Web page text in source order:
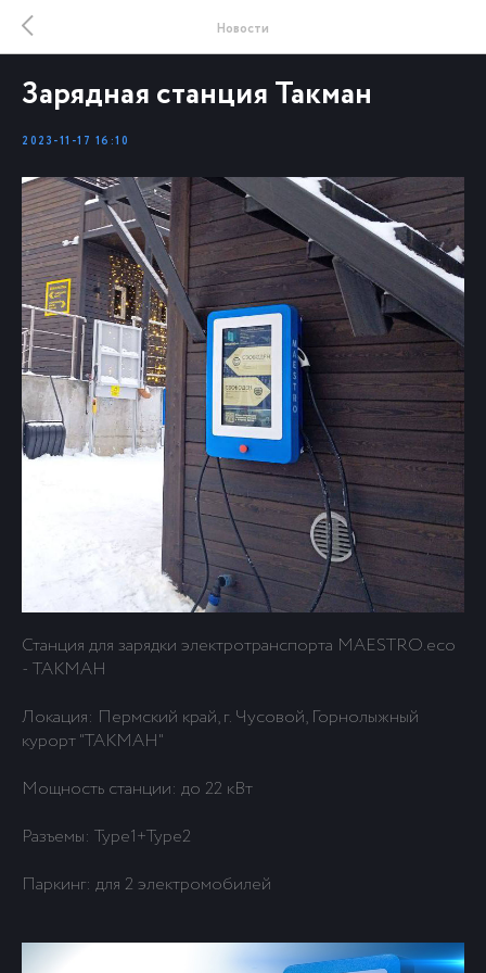
Новости
Зарядная станция Такман
2023-11-17 16:10
Станция для зарядки электротранспорта MAESTRO.eco
- ТАКМАН
Локация: Пермский край, г. Чусовой, Горнолыжный
курорт "ТАКМАН"
Мощность станции: до 22 кВт
Разъемы: Type1+Type2
Паркинг: для 2 электромобилей